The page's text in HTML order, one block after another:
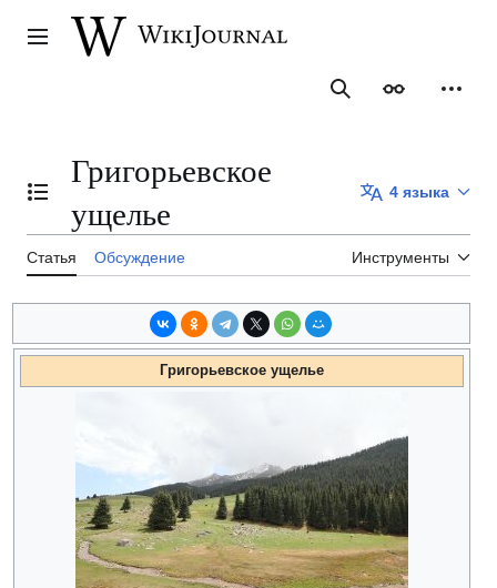
содержанию
Главное меню
ПоискВнешний вид
Отобразить/Скрыть содержание
Григорьевское
ущелье
4 языка
Статья Обсуждение Инструменты
Григорьевское ущелье